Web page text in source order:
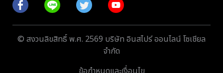
© สงวนลิขสิทธิ์ พ.ศ. 2569 บริษัท อินสไปร์ ออนไลน์ โซเชียล
จำกัด